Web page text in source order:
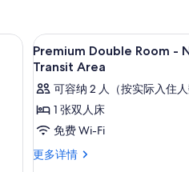
电脑工作区、隔音
显
示
Premium
Double
Room
Non-
4
Premium Double Room -
Transit Area
可容纳 2 人（按实际入住人
1 张双人床
免费 Wi-Fi
更多详情
Premium